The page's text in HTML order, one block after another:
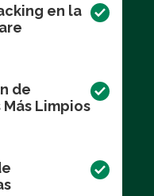
en la
de
Limpios